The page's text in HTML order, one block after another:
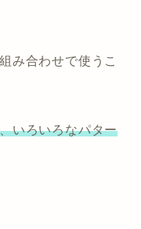
み合わせで使うこ
いろいろなパター